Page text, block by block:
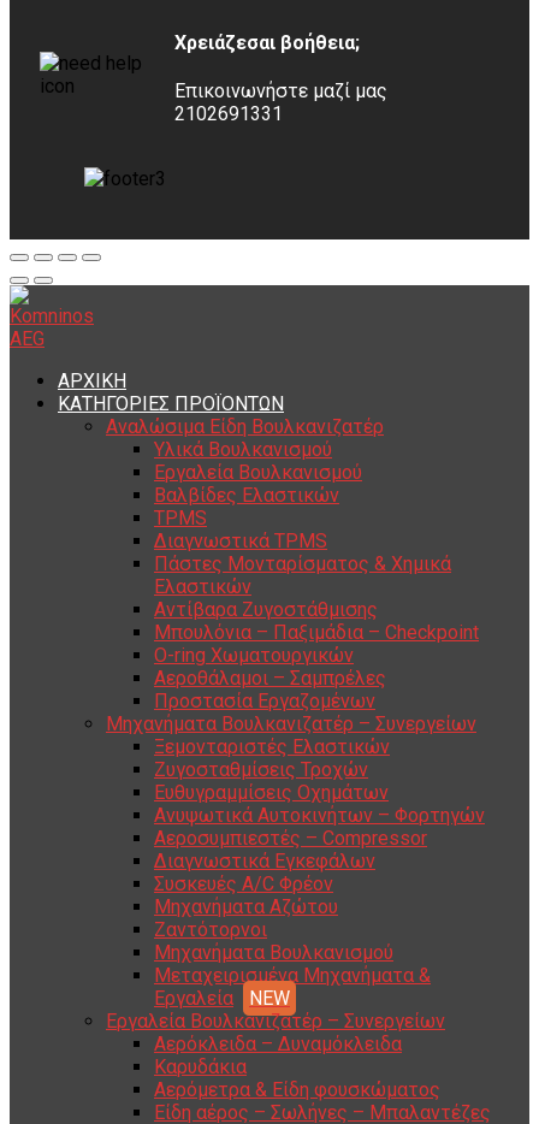
Χρειάζεσαι βοήθεια;
Επικοινωνήστε μαζί μας
2102691331
ΑΡΧΙΚΗ
ΚΑΤΗΓΟΡΙΕΣ ΠΡΟΪΟΝΤΩΝ
Αναλώσιμα Είδη Βουλκανιζατέρ
Υλικά Βουλκανισμού
Εργαλεία Βουλκανισμού
Βαλβίδες Ελαστικών
TPMS
Διαγνωστικά TPMS
Πάστες Μονταρίσματος & Χημικά
Ελαστικών
Αντίβαρα Ζυγοστάθμισης
Μπουλόνια – Παξιμάδια – Checkpoint
O-ring Χωματουργικών
Αεροθάλαμοι – Σαμπρέλες
Προστασία Εργαζομένων
Μηχανήματα Βουλκανιζατέρ – Συνεργείων
Ξεμονταριστές Ελαστικών
Ζυγοσταθμίσεις Τροχών
Ευθυγραμμίσεις Οχημάτων
Ανυψωτικά Αυτοκινήτων – Φορτηγών
Αεροσυμπιεστές – Compressor
Διαγνωστικά Εγκεφάλων
Συσκευές A/C Φρέον
Μηχανήματα Αζώτου
Ζαντότορνοι
Μηχανήματα Βουλκανισμού
Μεταχειρισμένα Μηχανήματα &
Εργαλεία
Εργαλεία Βουλκανιζατέρ – Συνεργείων
Αερόκλειδα – Δυναμόκλειδα
Καρυδάκια
Αερόμετρα & Είδη φουσκώματος
Είδη αέρος – Σωλήνες – Μπαλαντέζες